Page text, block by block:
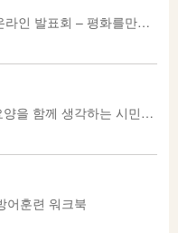
[2021 성평등] 여성종전평화선언문 온라인 발표회 – 평화를만드는여성회
[2021 성평등] 미래를 돌보기 : 노인요양을 함께 생각하는 시민포럼 개최 – 생애문화연구소 옥희살롱
어훈련 워크북